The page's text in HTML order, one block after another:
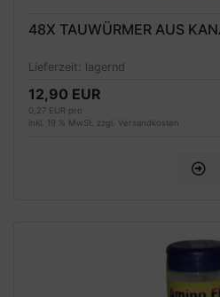
48X TAUWÜRMER AUS
Lieferzeit: lagernd
12,90 EUR
0,27 EUR pro
inkl. 19 % MwSt. zzgl. Versandkosten